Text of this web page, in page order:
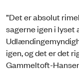
”Det er absolut
sagerne igen i lyset
igen, og det er det
Gammeltoft-